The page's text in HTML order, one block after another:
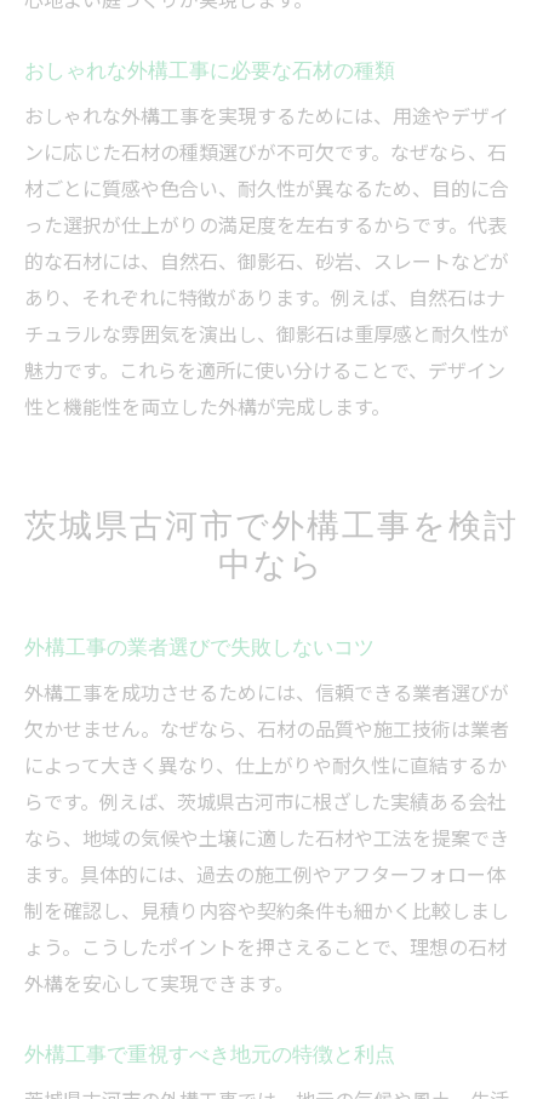
おしゃれな外構工事に必要な石材の種類
おしゃれな外構工事を実現するためには、用途やデザイ
ンに応じた石材の種類選びが不可欠です。なぜなら、石
材ごとに質感や色合い、耐久性が異なるため、目的に合
った選択が仕上がりの満足度を左右するからです。代表
的な石材には、自然石、御影石、砂岩、スレートなどが
あり、それぞれに特徴があります。例えば、自然石はナ
チュラルな雰囲気を演出し、御影石は重厚感と耐久性が
魅力です。これらを適所に使い分けることで、デザイン
性と機能性を両立した外構が完成します。
茨城県古河市で外構工事を検討
中なら
外構工事の業者選びで失敗しないコツ
外構工事を成功させるためには、信頼できる業者選びが
欠かせません。なぜなら、石材の品質や施工技術は業者
によって大きく異なり、仕上がりや耐久性に直結するか
らです。例えば、茨城県古河市に根ざした実績ある会社
なら、地域の気候や土壌に適した石材や工法を提案でき
ます。具体的には、過去の施工例やアフターフォロー体
制を確認し、見積り内容や契約条件も細かく比較しまし
ょう。こうしたポイントを押さえることで、理想の石材
外構を安心して実現できます。
外構工事で重視すべき地元の特徴と利点